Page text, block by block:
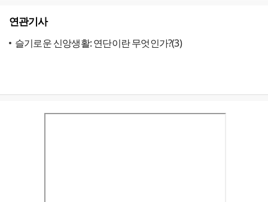
연관기사
슬기로운 신앙생활: 연단이란 무엇인가?(3)